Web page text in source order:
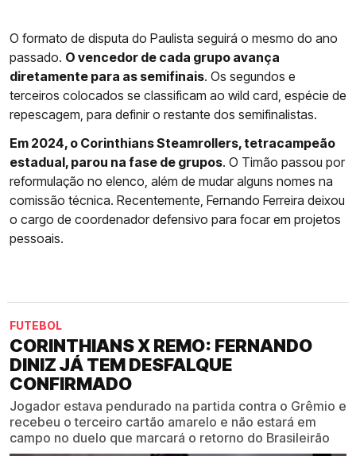
O formato de disputa do Paulista seguirá o mesmo do ano
passado. O vencedor de cada grupo avança
diretamente para as semifinais. Os segundos e
terceiros colocados se classificam ao wild card, espécie de
repescagem, para definir o restante dos semifinalistas.
Em 2024, o Corinthians Steamrollers, tetracampeão
estadual, parou na fase de grupos. O Timão passou por
reformulação no elenco, além de mudar alguns nomes na
comissão técnica. Recentemente, Fernando Ferreira deixou
o cargo de coordenador defensivo para focar em projetos
pessoais.
FUTEBOL
CORINTHIANS X REMO: FERNANDO
DINIZ JÁ TEM DESFALQUE
CONFIRMADO
Jogador estava pendurado na partida contra o Grêmio e
recebeu o terceiro cartão amarelo e não estará em
campo no duelo que marcará o retorno do Brasileirão